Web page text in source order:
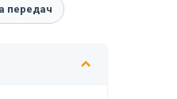
передач